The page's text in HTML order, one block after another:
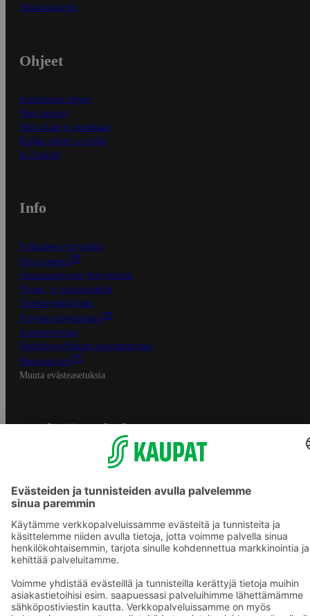
Asiakaspalvelu
Ohjeet
Ensitilaajan ohjeet
Näin maksat
Näin tilaat ja muokkaat
Kaikki ohjeet ja vinkit
In English
Info
S-Business yrityksille
Oiva-raportit
Osuuskauppojen yhteystiedot
Tilaus- ja toimitusehdot
Tietosuojakäytäntö
Palvelun käyttöehdot
Saavutettavuus
Mobiilisovelluksen saavutettavuus
Mainostajalle
Muuta evästeasetuksia
S-ryhmän palvelut
Yhteishyvä Ruoka -sovellus
Prisma.fi
Sokos.fi
S-Pankki
Sokos Hotels
Raflaamo